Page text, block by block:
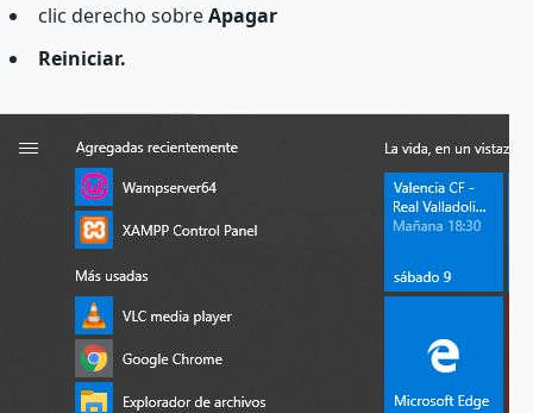
clic derecho sobreApagar
Reiniciar.